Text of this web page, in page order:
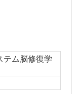
テム脳修復学